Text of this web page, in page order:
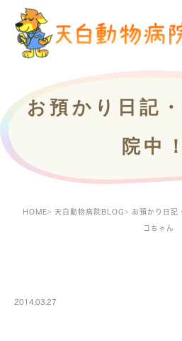
お預かり日記
院中！
HOME 天白動物病院BLOG お預かり日記
コちゃん
2014.03.27